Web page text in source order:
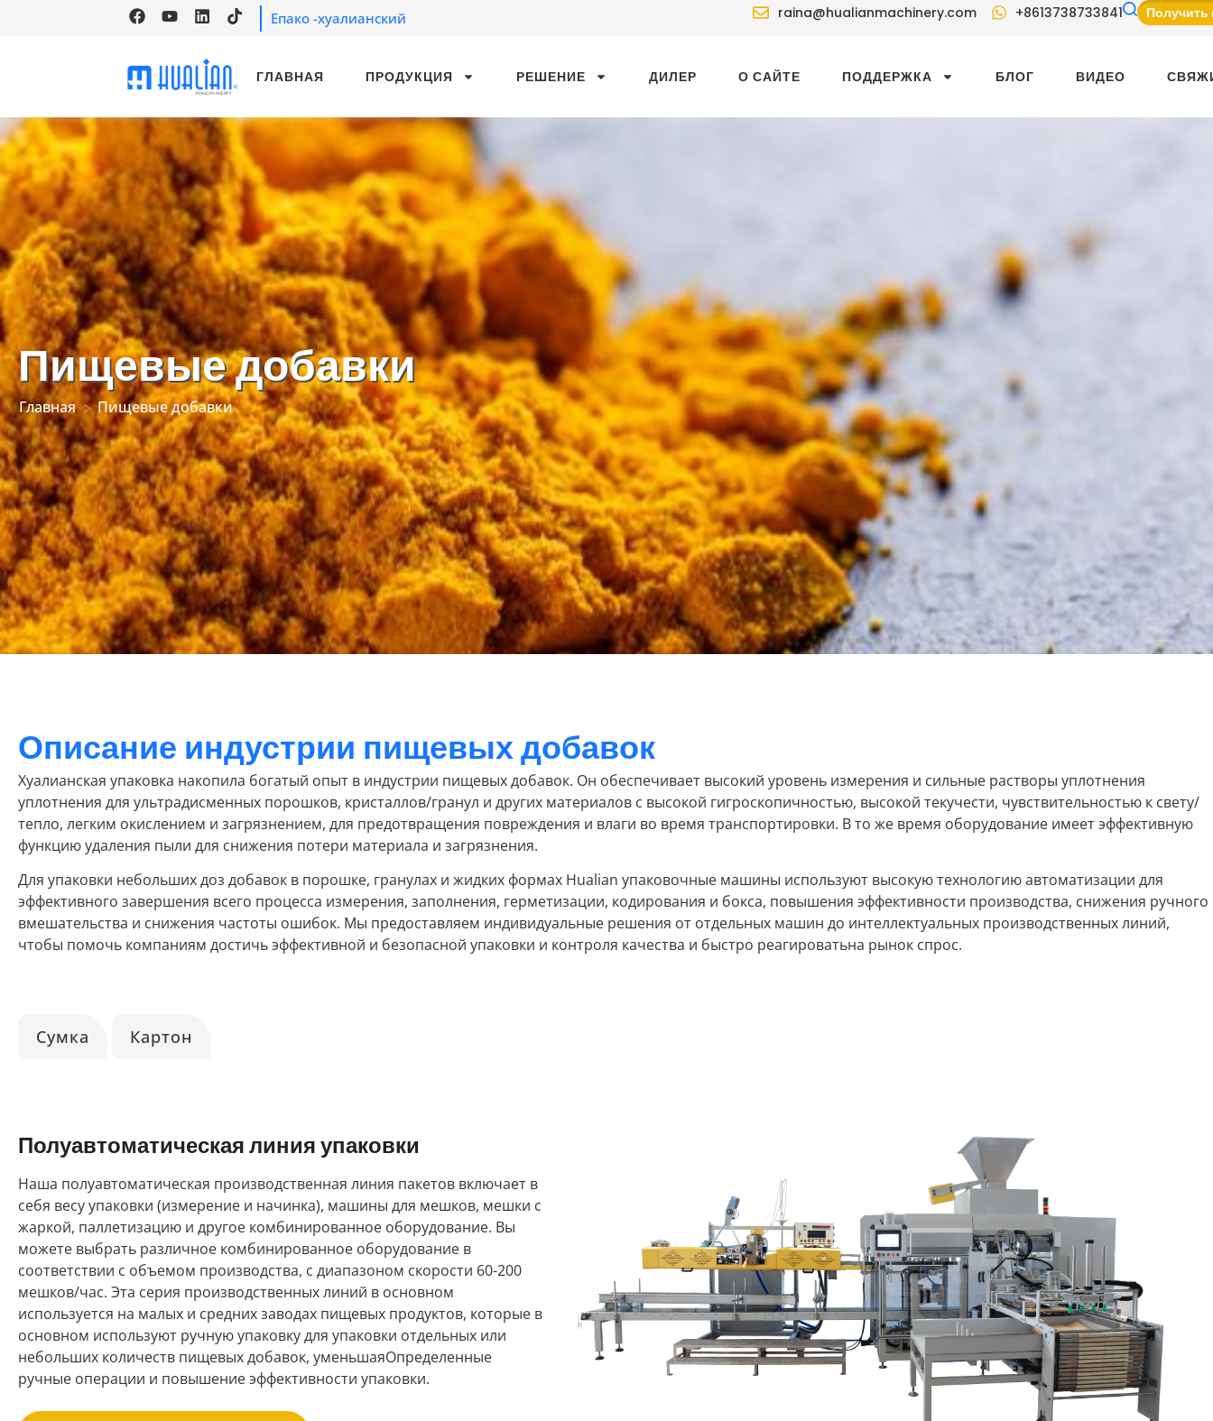
Епако -хуалианский raina@hualianmachinery.com +8613738733841 Получить
ГЛАВНАЯ ПРОДУКЦИЯ РЕШЕНИЕ ДИЛЕР О САЙТЕ ПОДДЕРЖКА БЛОГ ВИДЕО
Пищевые добавки
Главная >Пищевые добавки
Описание индустрии пищевых добавок
Хуалианская упаковка накопила богатый опыт в индустрии пищевых добавок. Он обеспечивает высокий уровень измерения и сильные растворы уплотнения
уплотнения для ультрадисменных порошков, кристаллов/гранул и других материалов с высокой гигроскопичностью, высокой текучести, чувствительностью к свету/
тепло, легким окислением и загрязнением, для предотвращения повреждения и влаги во время транспортировки. В то же время оборудование имеет эффективную
функцию удаления пыли для снижения потери материала и загрязнения.
Для упаковки небольших доз добавок в порошке, гранулах и жидких формах Hualian упаковочные машины используют высокую технологию автоматизации для
эффективного завершения всего процесса измерения, заполнения, герметизации, кодирования и бокса, повышения эффективности производства, снижения ручного
вмешательства и снижения частоты ошибок. Мы предоставляем индивидуальные решения от отдельных машин до интеллектуальных производственных линий,
чтобы помочь компаниям достичь эффективной и безопасной упаковки и контроля качества и быстро реагироватьна рынок спрос.
Сумка Картон
Полуавтоматическая линия упаковки
Наша полуавтоматическая производственная линия пакетов включает в
себя весу упаковки (измерение и начинка), машины для мешков, мешки с
жаркой, паллетизацию и другое комбинированное оборудование. Вы
можете выбрать различное комбинированное оборудование в
соответствии с объемом производства, с диапазоном скорости 60-200
мешков/час. Эта серия производственных линий в основном
используется на малых и средних заводах пищевых продуктов, которые в
основном используют ручную упаковку для упаковки отдельных или
небольших количеств пищевых добавок, уменьшаяОпределенные
ручные операции и повышение эффективности упаковки.